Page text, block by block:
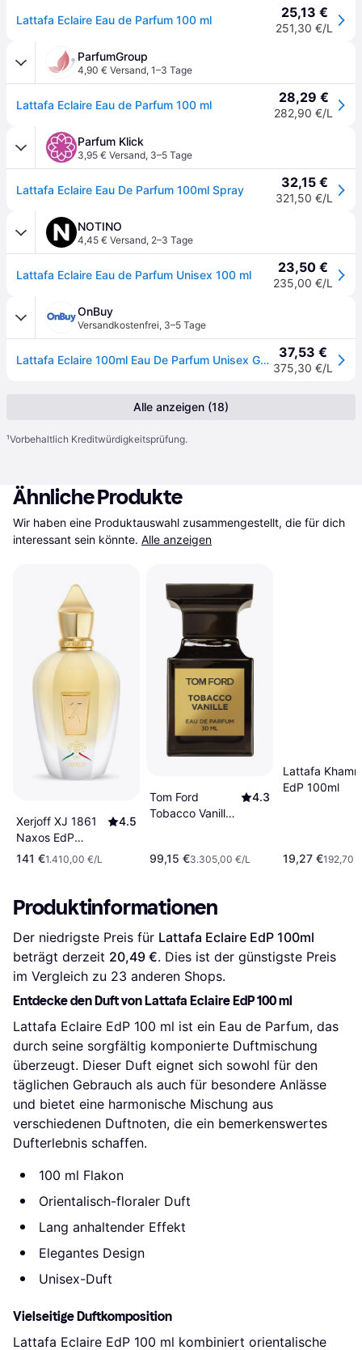
Lattafa Eclaire Eau de Parfum 100 ml 25,13 €
251,30 €/L
ParfumGroup
4,90 € Versand, 1–3 Tage
Lattafa Eclaire Eau de Parfum 100 ml 28,29 €
282,90 €/L
Parfum Klick
3,95 € Versand, 3–5 Tage
Lattafa Eclaire Eau De Parfum 100ml Spray 32,15 €
321,50 €/L
NOTINO
4,45 € Versand, 2–3 Tage
Lattafa Eclaire Eau de Parfum Unisex 100 ml 23,50 €
235,00 €/L
OnBuy
Versandkostenfrei, 3–5 Tage
Lattafa Eclaire 100ml Eau De Parfum Unisex Gourmand Parfum 37,53 €
375,30 €/L
Alle anzeigen (18)
¹Vorbehaltlich Kreditwürdigkeitsprüfung.
Ähnliche Produkte
Wir haben eine Produktauswahl zusammengestellt, die für dich
interessant sein könnte. Alle anzeigen
Xerjoff XJ 1861
Naxos EdP
100ml
4.5
141 €1.410,00 €/L
Tom Ford
Tobacco Vanille
4.3
99,15 €3.305,00 €/L
Lattafa
EdP 100ml
19,27 €192,70
Produktinformationen
Der niedrigste Preis für Lattafa Eclaire EdP 100ml
beträgt derzeit 20,49 €. Dies ist der günstigste Preis
im Vergleich zu 23 anderen Shops.
Entdecke den Duft von Lattafa Eclaire EdP 100 ml
Lattafa Eclaire EdP 100 ml ist ein Eau de Parfum, das
durch seine sorgfältig komponierte Duftmischung
überzeugt. Dieser Duft eignet sich sowohl für den
täglichen Gebrauch als auch für besondere Anlässe
und bietet eine harmonische Mischung aus
verschiedenen Duftnoten, die ein bemerkenswertes
Dufterlebnis schaffen.
100 ml Flakon
Orientalisch-floraler Duft
Lang anhaltender Effekt
Elegantes Design
Unisex-Duft
Vielseitige Duftkomposition
Lattafa Eclaire EdP 100 ml kombiniert orientalische